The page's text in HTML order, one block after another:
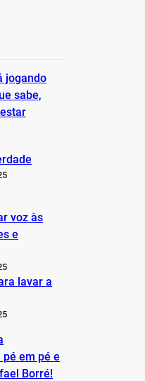
jogando
sabe,
voz às
e
lavar a
em pé e
Borré!